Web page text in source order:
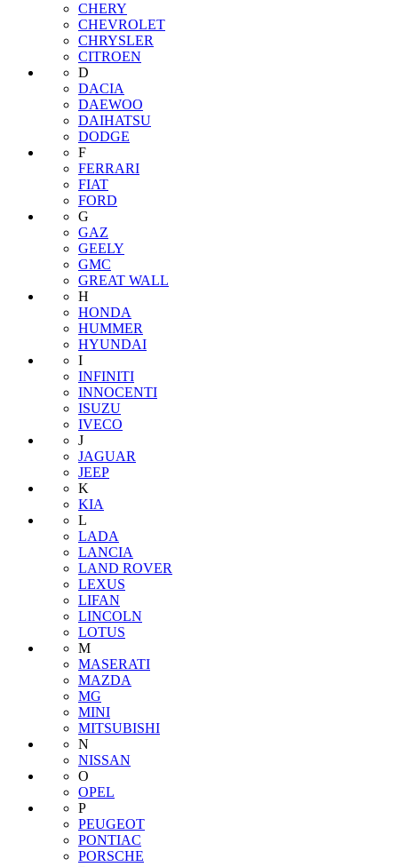
CHERY
CHEVROLET
CHRYSLER
CITROEN
D
DACIA
DAEWOO
DAIHATSU
DODGE
F
FERRARI
FIAT
FORD
G
GAZ
GEELY
GMC
GREAT WALL
H
HONDA
HUMMER
HYUNDAI
I
INFINITI
INNOCENTI
ISUZU
IVECO
J
JAGUAR
JEEP
K
KIA
L
LADA
LANCIA
LAND ROVER
LEXUS
LIFAN
LINCOLN
LOTUS
M
MASERATI
MAZDA
MG
MINI
MITSUBISHI
N
NISSAN
O
OPEL
P
PEUGEOT
PONTIAC
PORSCHE